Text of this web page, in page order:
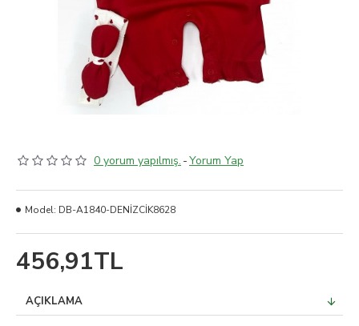
0 yorum yapılmış. -Yorum Yap
456,91TL
Model: DB-A1840-DENİZCİK8628
AÇIKLAMA